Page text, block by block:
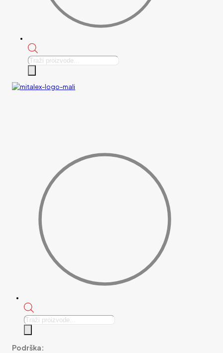
Products
Products
Podrška: